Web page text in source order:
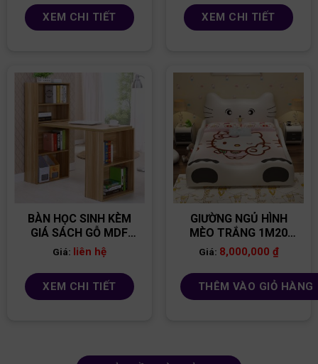
XEM CHI TIẾT XEM CHI TIẾT
BÀN HỌC SINH KÈM
GIÁ SÁCH GỖ MDF
BGS01
Giá: liên hệ
XEM CHI TIẾT
GIƯỜNG NGỦ HÌNH
MÈO TRẮNG 1M20
GTE04
Giá: 8,000,000 ₫
THÊM VÀO GIỎ HÀNG